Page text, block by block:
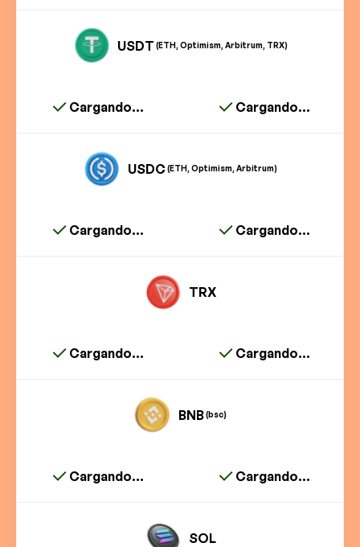
USDT (ETH, Optimism, Arbitrum, TRX)
Cargando... Cargando...
USDC(ETH, Optimism, Arbitrum)
Cargando... Cargando...
TRX
Cargando... Cargando...
BNB(bsc)
Cargando... Cargando...
SOL